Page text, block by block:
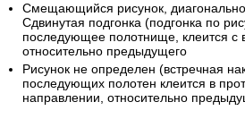
Смещающийся рисунок,
Сдвинутая подгонка (подгонка по
последующее полотнище, клеится с
относительно предыдущего
Рисунок не определен (встречная
последующих полотен клеится в
направлении, относительно